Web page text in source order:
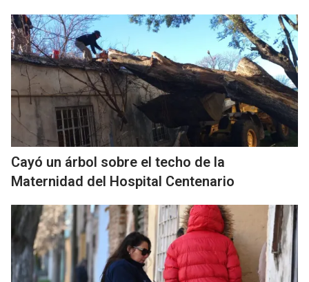
Cayó un árbol sobre el techo de la
Maternidad del Hospital Centenario